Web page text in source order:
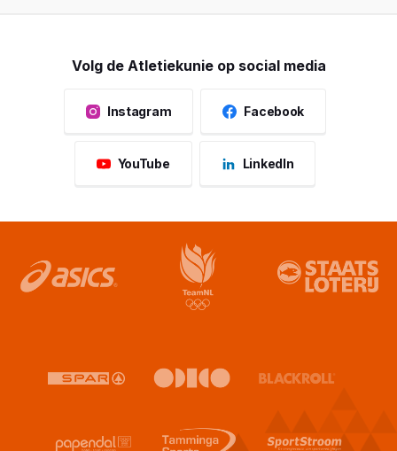
Volg de Atletiekunie op social media
Instagram Facebook
YouTube LinkedIn